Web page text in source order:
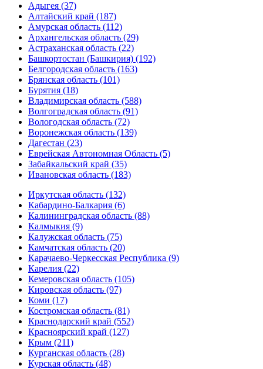
Адыгея (37)
Алтайский край (187)
Амурская область (112)
Архангельская область (29)
Астраханская область (22)
Башкортостан (Башкирия) (192)
Белгородская область (163)
Брянская область (101)
Бурятия (18)
Владимирская область (588)
Волгоградская область (91)
Вологодская область (72)
Воронежская область (139)
Дагестан (23)
Еврейская Автономная Область (5)
Забайкальский край (35)
Ивановская область (183)
Иркутская область (132)
Кабардино-Балкария (6)
Калининградская область (88)
Калмыкия (9)
Калужская область (75)
Камчатская область (20)
Карачаево-Черкесская Республика (9)
Карелия (22)
Кемеровская область (105)
Кировская область (97)
Коми (17)
Костромская область (81)
Краснодарский край (552)
Красноярский край (127)
Крым (211)
Курганская область (28)
Курская область (48)